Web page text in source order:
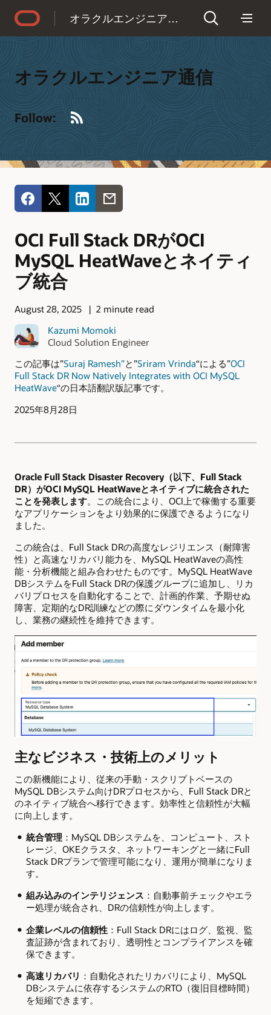
オラクルエンジニア通信
オラクルエンジニア通信
Follow:
OCI Full Stack DRがOCI
MySQL HeatWaveとネイティ
ブ統合
August 28, 2025
2 minute read
Kazumi Momoki
Cloud Solution Engineer
この記事は”Suraj Ramesh”と”Sriram Vrinda“による”OCI
Full Stack DR Now Natively Integrates with OCI MySQL
HeatWave“の日本語翻訳版記事です。
2025年8月28日
Oracle Full Stack Disaster Recovery（以下、Full Stack
DR）がOCI MySQL HeatWaveとネイティブに統合された
ことを発表します。この統合により、OCI上で稼働する重要
なアプリケーションをより効果的に保護できるようになり
ました。
この統合は、Full Stack DRの高度なレジリエンス（耐障害
性）と高速なリカバリ能力を、MySQL HeatWaveの高性
能・分析機能と組み合わせたものです。MySQL HeatWave
DBシステムをFull Stack DRの保護グループに追加し、リカ
バリプロセスを自動化することで、計画的作業、予期せぬ
障害、定期的なDR訓練などの際にダウンタイムを最小化
し、業務の継続性を維持できます。
主なビジネス・技術上のメリット
この新機能により、従来の手動・スクリプトベースの
MySQL DBシステム向けDRプロセスから、Full Stack DRと
のネイティブ統合へ移行できます。効率性と信頼性が大幅
に向上します。
統合管理 ：MySQL DBシステムを、コンピュート、スト
レージ、OKEクラスタ、ネットワーキングと一緒にFull
Stack DRプランで管理可能になり、運用が簡単になりま
す。
組み込みのインテリジェンス ：自動事前チェックやエラ
ー処理が統合され、DRの信頼性が向上します。
企業レベルの信頼性：Full Stack DRにはログ、監視、監
査証跡が含まれており、透明性とコンプライアンスを確
保できます。
高速リカバリ ：自動化されたリカバリにより、MySQL
DBシステムに依存するシステムのRTO（復旧目標時間）
を短縮できます。